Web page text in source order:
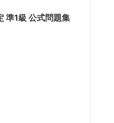
準1級 公式問題集